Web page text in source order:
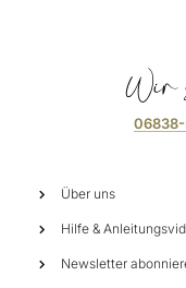
Wir
Über uns
Hilfe &
Newsletter